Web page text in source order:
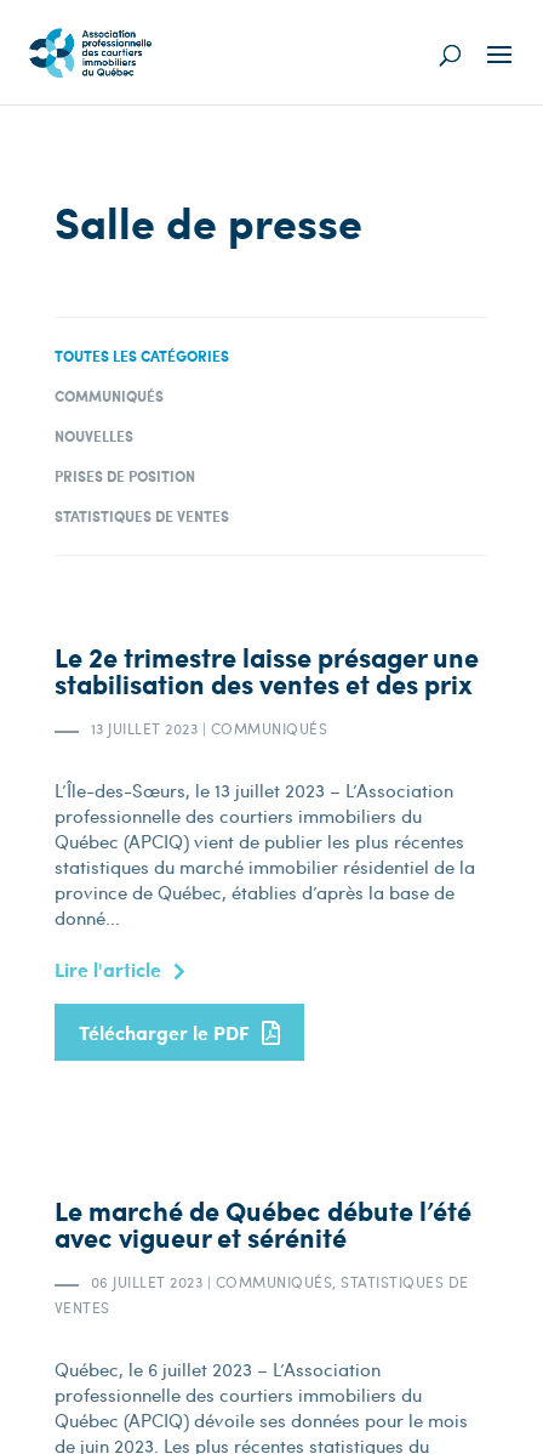
Salle de presse
TOUTES LES CATÉGORIES
COMMUNIQUÉS
NOUVELLES
PRISES DE POSITION
STATISTIQUES DE VENTES
Le 2e trimestre laisse présager une
stabilisation des ventes et des prix
13 JUILLET 2023 | COMMUNIQUÉS
L’Île-des-Sœurs, le 13 juillet 2023 – L’Association
professionnelle des courtiers immobiliers du
Québec (APCIQ) vient de publier les plus récentes
statistiques du marché immobilier résidentiel de la
province de Québec, établies d’après la base de
donné...
Lire l'article
Télécharger le PDF
Le marché de Québec débute l’été
avec vigueur et sérénité
06 JUILLET 2023 | COMMUNIQUÉS, STATISTIQUES DE
VENTES
Québec, le 6 juillet 2023 – L’Association
professionnelle des courtiers immobiliers du
Québec (APCIQ) dévoile ses données pour le mois
de juin 2023. Les plus récentes statistiques du